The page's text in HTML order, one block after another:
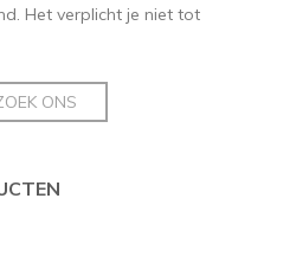
Het verplicht je niet tot
ONS